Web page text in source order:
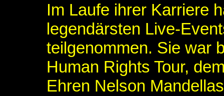
Im Laufe ihrer Karriere
legendärsten Live-
teilgenommen. Sie war
Human Rights Tour,
Ehren Nelson